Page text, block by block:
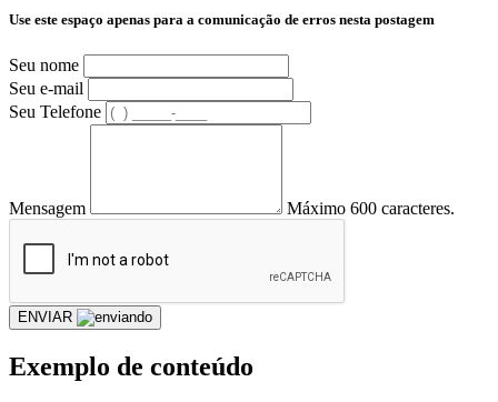
Use este espaço apenas para a comunicação de erros nesta postagem
Seu nome
Seu e-mail
Seu Telefone
Mensagem Máximo 600 caracteres.
ENVIAR
Exemplo de conteúdo